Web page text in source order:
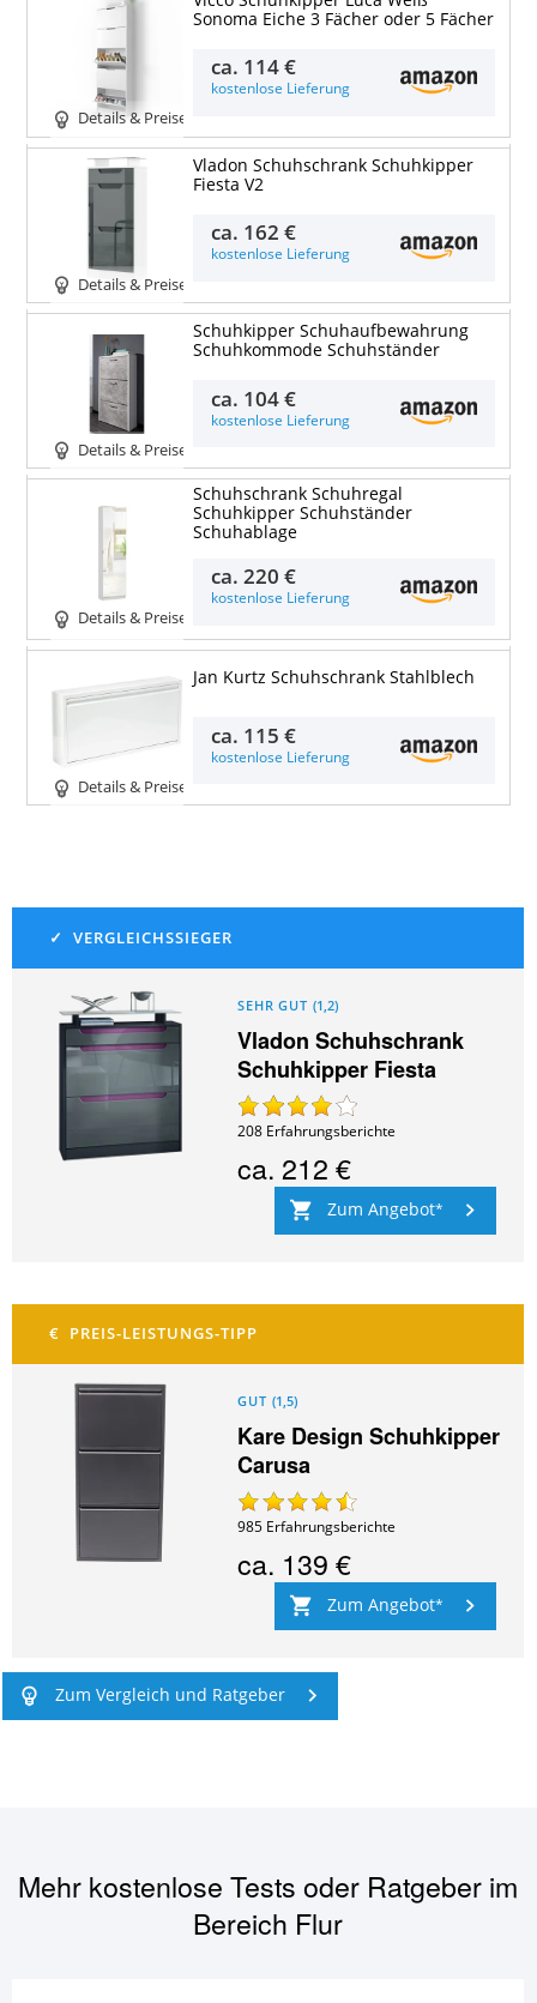
Details & Preise
Sonoma Eiche 3 Fächer oder 5 Fächer
ca. 114 €
kostenlose Lieferung
Details & Preise
Vladon Schuhschrank Schuhkipper
Fiesta V2
ca. 162 €
kostenlose Lieferung
Details & Preise
Schuhkipper Schuhaufbewahrung
Schuhkommode Schuhständer
ca. 104 €
kostenlose Lieferung
Details & Preise
Schuhschrank Schuhregal
Schuhkipper Schuhständer
Schuhablage
ca.220 €
kostenlose Lieferung
Details & Preise
Jan Kurtz Schuhschrank Stahlblech
ca. 115 €
kostenlose Lieferung
SEHR GUT (1,2)
Vladon Schuhschrank
Schuhkipper Fiesta
208 Erfahrungsberichte
ca. 212 €
Zum Angebot
GUT (1,5)
Kare Design Schuhkipper
Carusa
985 Erfahrungsberichte
ca. 139 €
Zum Angebot
Zum Vergleich und Ratgeber
Mehr kostenlose Tests oder Ratgeber im
Bereich Flur